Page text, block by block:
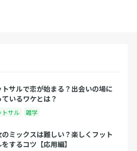
トサルで恋が始まる？出会いの場に
ているワケとは？
トサル 雑学
のミックスは難しい？楽しくフット
するコツ【応用編】